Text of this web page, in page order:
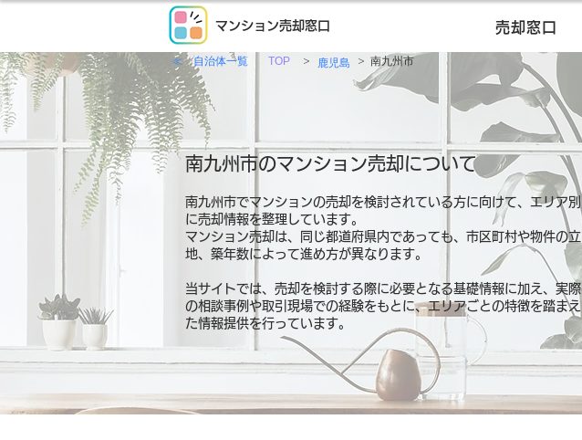
マンション売却窓口 売却窓口
≪ 自治体一覧 TOP > 鹿児島 > 南九州市
南九州市のマンション売却について
南九州市でマンションの売却を検討されている方に向けて、エリア別
に売却情報を整理しています。
マンション売却は、同じ都道府県内であっても、市区町村や物件の立
地、築年数によって進め方が異なります。
当サイトでは、売却を検討する際に必要となる基礎情報に加え、実際
の相談事例や取引現場での経験をもとに、エリアごとの特徴を踏まえ
た情報提供を行っています。